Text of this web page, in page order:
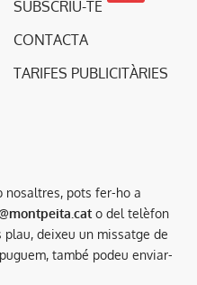
SUBSCRIU-TE
CONTACTA
TARIFES PUBLICITÀRIES
nosaltres, pots fer-ho a
o del telèfon
plau, deixeu un missatge de
també podeu enviar-